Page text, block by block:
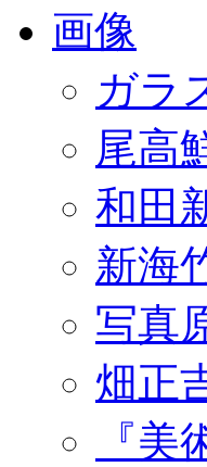
画像
ガラ
尾高
和田
新海
写真
畑正
『